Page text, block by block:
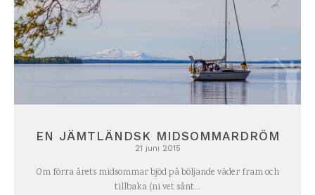
EN JÄMTLÄNDSK MIDSOMMARDRÖM
21 juni 2015
Om förra årets midsommar bjöd på böljande väder fram och
tillbaka (ni vet sånt...